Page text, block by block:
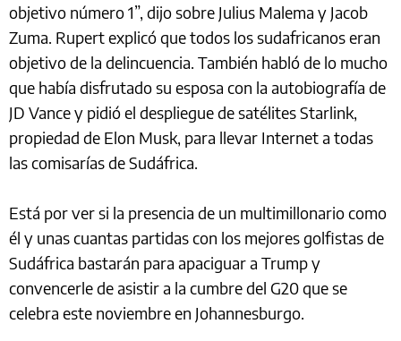
objetivo número 1”, dijo sobre Julius Malema y Jacob
Zuma. Rupert explicó que todos los sudafricanos eran
objetivo de la delincuencia. También habló de lo mucho
que había disfrutado su esposa con la autobiografía de
JD Vance y pidió el despliegue de satélites Starlink,
propiedad de Elon Musk, para llevar Internet a todas
las comisarías de Sudáfrica.
Está por ver si la presencia de un multimillonario como
él y unas cuantas partidas con los mejores golfistas de
Sudáfrica bastarán para apaciguar a Trump y
convencerle de asistir a la cumbre del G20 que se
celebra este noviembre en Johannesburgo.